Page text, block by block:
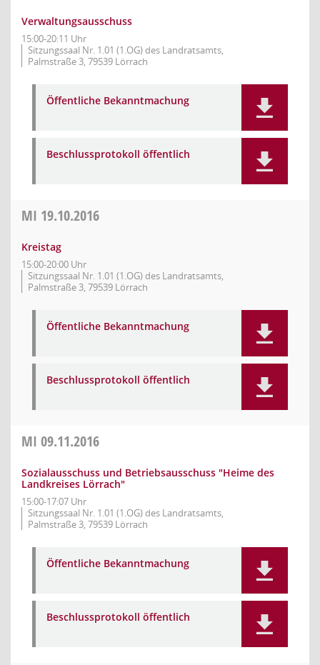
Verwaltungsausschuss
15:00-20:11 Uhr
Sitzungssaal Nr. 1.01 (1.OG) des Landratsamts,
Palmstraße 3, 79539 Lörrach
Öffentliche Bekanntmachung
Beschlussprotokoll öffentlich
MI 19.10.2016
Kreistag
15:00-20:00 Uhr
Sitzungssaal Nr. 1.01 (1.OG) des Landratsamts,
Palmstraße 3, 79539 Lörrach
Öffentliche Bekanntmachung
Beschlussprotokoll öffentlich
MI 09.11.2016
Sozialausschuss und Betriebsausschuss "Heime des
Landkreises Lörrach"
15:00-17:07 Uhr
Sitzungssaal Nr. 1.01 (1.OG) des Landratsamts,
Palmstraße 3, 79539 Lörrach
Öffentliche Bekanntmachung
Beschlussprotokoll öffentlich